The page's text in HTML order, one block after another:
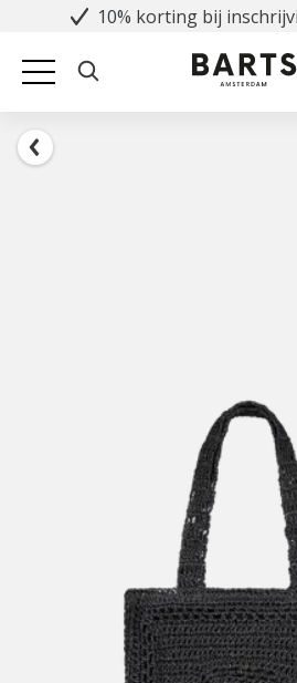
10% korting bij